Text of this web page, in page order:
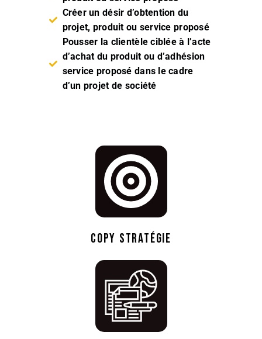
Créer un désir d’obtention du
projet, produit ou service proposé
Pousser la clientèle ciblée à l’acte
d’achat du produit ou d’adhésion
service proposé dans le cadre
d’un projet de société
COPY STRATÉGIE